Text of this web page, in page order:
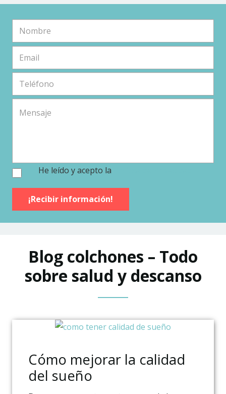
He leído y acepto la
Blog colchones – Todo
sobre salud y descanso
Cómo mejorar la calidad
del sueño